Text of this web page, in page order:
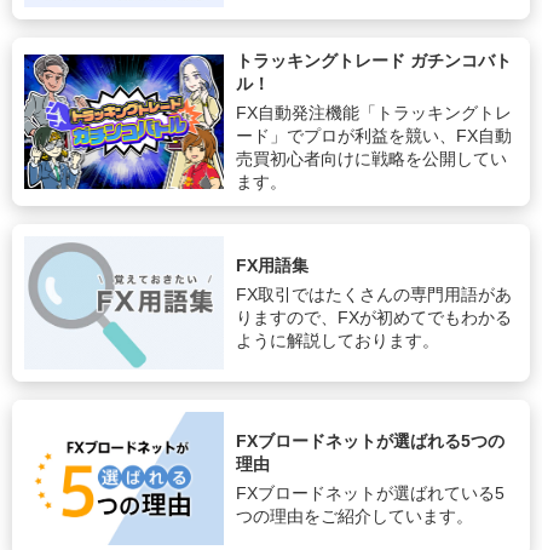
トラッキングトレード ガチンコバト
ル！
FX自動発注機能「トラッキングトレ
ード」でプロが利益を競い、FX自動
売買初心者向けに戦略を公開してい
ます。
FX用語集
FX取引ではたくさんの専門用語があ
りますので、FXが初めてでもわかる
ように解説しております。
FXブロードネットが選ばれる5つの
理由
FXブロードネットが選ばれている5
つの理由をご紹介しています。